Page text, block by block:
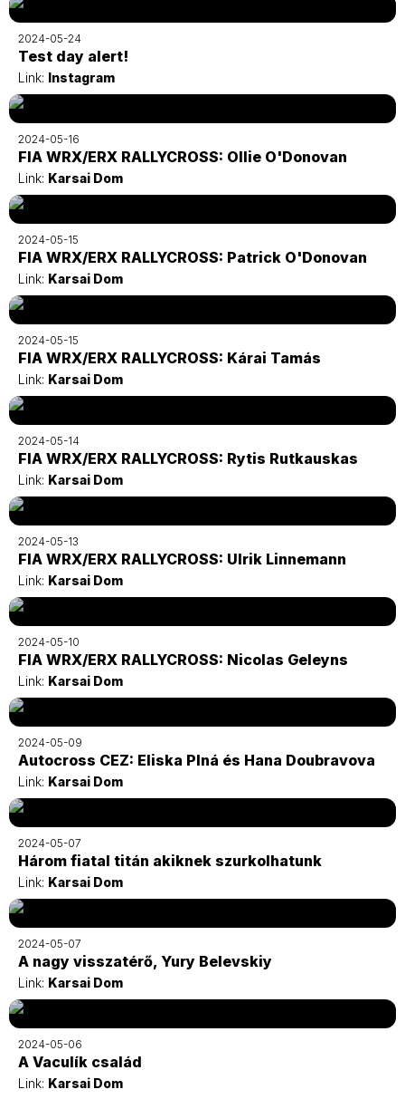
2024-05-24
Test day alert!
Link: Instagram
2024-05-16
FIA WRX/ERX RALLYCROSS: Ollie O'Donovan
Link: Karsai Dom
2024-05-15
FIA WRX/ERX RALLYCROSS: Patrick O'Donovan
Link: Karsai Dom
2024-05-15
FIA WRX/ERX RALLYCROSS: Kárai Tamás
Link: Karsai Dom
2024-05-14
FIA WRX/ERX RALLYCROSS: Rytis Rutkauskas
Link: Karsai Dom
2024-05-13
FIA WRX/ERX RALLYCROSS: Ulrik Linnemann
Link: Karsai Dom
2024-05-10
FIA WRX/ERX RALLYCROSS: Nicolas Geleyns
Link: Karsai Dom
2024-05-09
Autocross CEZ: Eliska Plná és Hana Doubravova
Link: Karsai Dom
2024-05-07
Három fiatal titán akiknek szurkolhatunk
Link: Karsai Dom
2024-05-07
A nagy visszatérő, Yury Belevskiy
Link: Karsai Dom
2024-05-06
A Vaculík család
Link: Karsai Dom